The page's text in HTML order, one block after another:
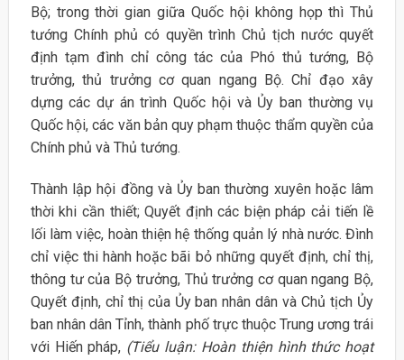
Bộ; trong thời gian giữa Quốc hội không họp thì Thủ
tướng Chính phủ có quyền trình Chủ tịch nước quyết
định tạm đình chỉ công tác của Phó thủ tướng, Bộ
trưởng, thủ trưởng cơ quan ngang Bộ. Chỉ đạo xây
dựng các dự án trình Quốc hội và Ủy ban thường vụ
Quốc hội, các văn bản quy phạm thuộc thẩm quyền của
Chính phủ và Thủ tướng.
Thành lập hội đồng và Ủy ban thường xuyên hoặc lâm
thời khi cần thiết; Quyết định các biện pháp cải tiến lề
lối làm việc, hoàn thiện hệ thống quản lý nhà nước. Đình
chỉ việc thi hành hoặc bãi bỏ những quyết định, chỉ thị,
thông tư của Bộ trưởng, Thủ trưởng cơ quan ngang Bộ,
Quyết định, chỉ thị của Ủy ban nhân dân và Chủ tịch Ủy
ban nhân dân Tỉnh, thành phố trực thuộc Trung ương trái
với Hiến pháp, (Tiểu luận: Hoàn thiện hình thức hoạt